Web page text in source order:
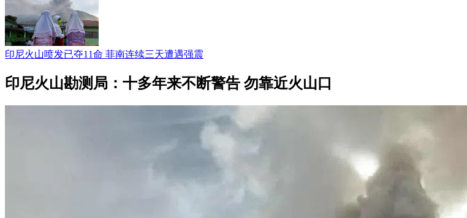
印尼火山喷发已夺11命 菲南连续三天遭遇强震
印尼火山勘测局：十多年来不断警告 勿靠近火山口